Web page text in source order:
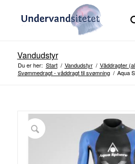
Vandudstyr
Du er her: Start / Vandudstyr / Våddragter
Svømmedragt - våddragt til svømning / Aqua